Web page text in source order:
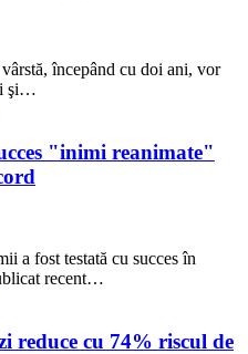
începând cu doi ani, vor
şi…
"inimi reanimate"
a fost testată cu succes în
recent…
reduce cu 74% riscul de